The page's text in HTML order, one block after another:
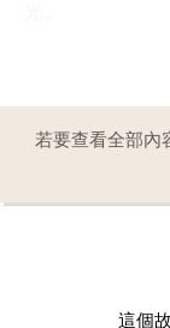
若要查看全部內
這個